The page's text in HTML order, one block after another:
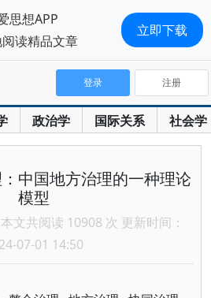
政治学 国际关系 社会学
登录 注册
中国地方治理的一种理论
模型
本文共阅读 10908 次 更新时间：
07-01 14:50
思想APP
读精品文章
立即下载